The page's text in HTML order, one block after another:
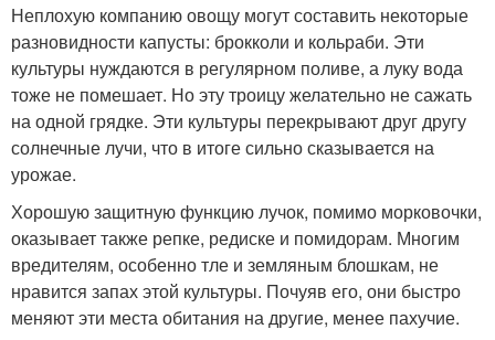
Неплохую компанию овощу могут составить некоторые
разновидности капусты: брокколи и кольраби. Эти
культуры нуждаются в регулярном поливе, а луку вода
тоже не помешает. Но эту троицу желательно не сажать
на одной грядке. Эти культуры перекрывают друг другу
солнечные лучи, что в итоге сильно сказывается на
урожае.
Хорошую защитную функцию лучок, помимо морковочки,
оказывает также репке, редиске и помидорам. Многим
вредителям, особенно тле и земляным блошкам, не
нравится запах этой культуры. Почуяв его, они быстро
меняют эти места обитания на другие, менее пахучие.